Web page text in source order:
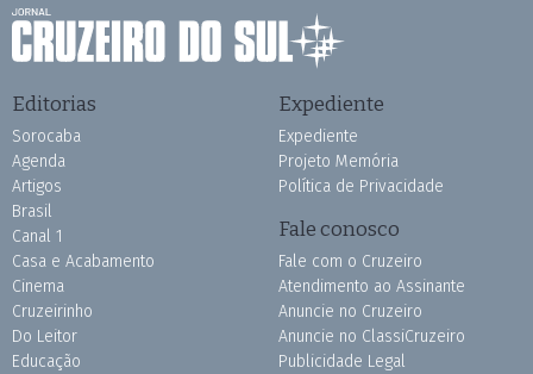
Editorias
Sorocaba
Agenda
Artigos
Brasil
Canal 1
Casa e Acabamento
Cinema
Cruzeirinho
Do Leitor
Educação
Expediente
Expediente
Projeto Memória
Política de Privacidade
Fale conosco
Fale com o Cruzeiro
Atendimento ao Assinante
Anuncie no Cruzeiro
Anuncie no ClassiCruzeiro
Publicidade Legal